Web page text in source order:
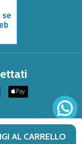
MIRTILLO ROSSO
MIRTILLO
AL CARRELLO